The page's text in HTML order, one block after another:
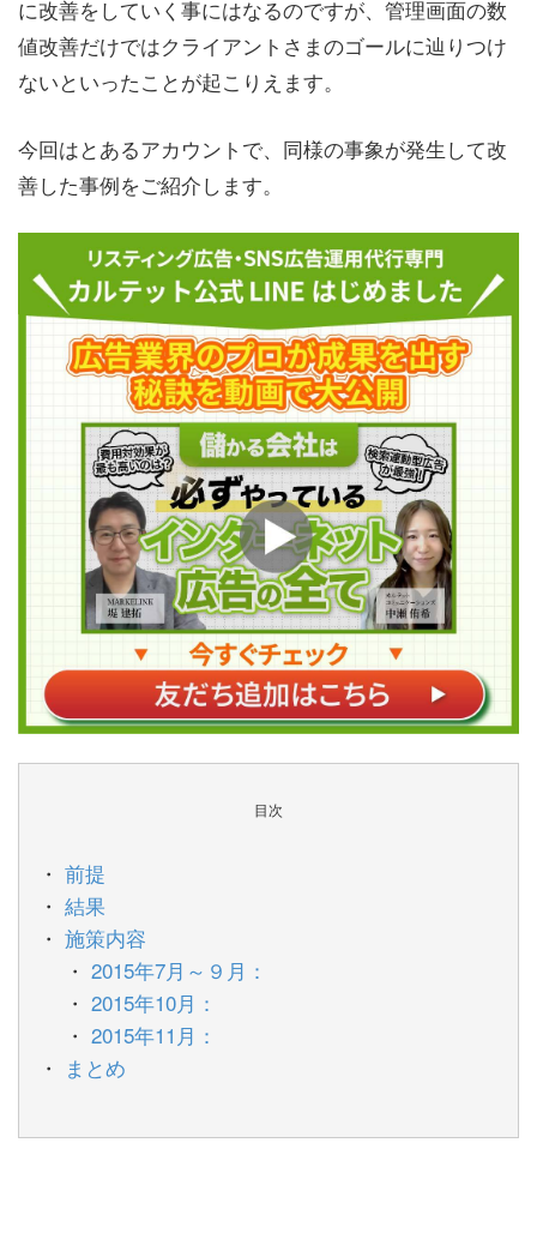
に改善をしていく事にはなるのですが、管理画面の数
値改善だけではクライアントさまのゴールに辿りつけ
ないといったことが起こりえます。
今回はとあるアカウントで、同様の事象が発生して改
善した事例をご紹介します。
目次
前提
結果
施策内容
2015年7月～９月：
2015年10月：
2015年11月：
まとめ